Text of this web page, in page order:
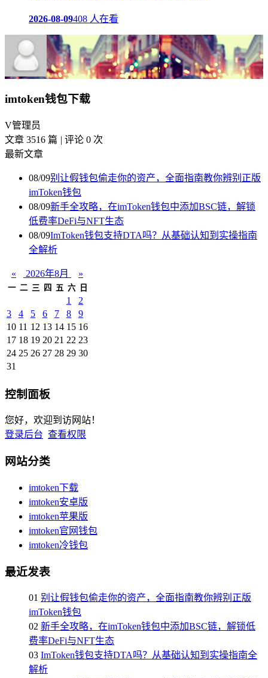
2026-08-09408 人在看
imtoken钱包下载
V管理员
文章 3516 篇 | 评论 0 次
最新文章
08/09别让假钱包偷走你的资产，全面指南教你辨别正版
imToken钱包
08/09新手全攻略，在imToken钱包中添加BSC链，解锁
低费率DeFi与NFT生态
08/09ImToken钱包支持DTA吗？从基础认知到实操指南
全解析
« 2026年8月 »
一 二 三 四 五 六 日
1
2
3
4 5 6 7 8
9
10 11 12 13 14 15 16
17 18 19 20 21 22 23
24 25 26 27 28 29 30
31
控制面板
您好，欢迎到访网站！
登录后台 查看权限
网站分类
imtoken下载
imtoken安卓版
imtoken苹果版
imtoken官网钱包
imtoken冷钱包
最近发表
01 别让假钱包偷走你的资产，全面指南教你辨别正版
imToken钱包
02 新手全攻略，在imToken钱包中添加BSC链，解锁低
费率DeFi与NFT生态
03 ImToken钱包支持DTA吗？从基础认知到实操指南全
解析